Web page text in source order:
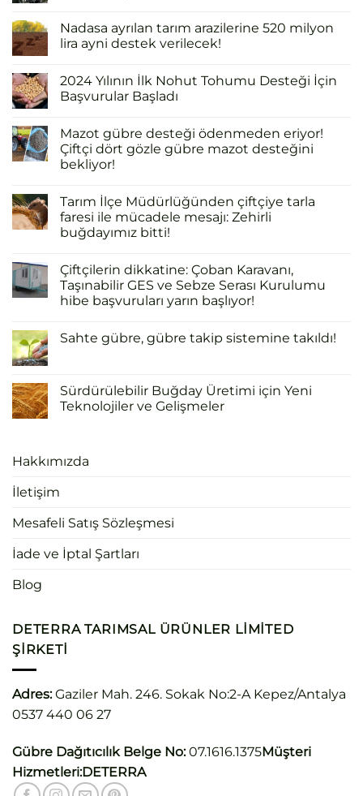
Nadasa ayrılan tarım arazilerine 520 milyon
lira ayni destek verilecek!
2024 Yılının İlk Nohut Tohumu Desteği İçin
Başvurular Başladı
Mazot gübre desteği ödenmeden eriyor!
Çiftçi dört gözle gübre mazot desteğini
bekliyor!
Tarım İlçe Müdürlüğünden çiftçiye tarla
faresi ile mücadele mesajı: Zehirli
buğdayımız bitti!
Çiftçilerin dikkatine: Çoban Karavanı,
Taşınabilir GES ve Sebze Serası Kurulumu
hibe başvuruları yarın başlıyor!
Sahte gübre, gübre takip sistemine takıldı!
Sürdürülebilir Buğday Üretimi için Yeni
Teknolojiler ve Gelişmeler
Hakkımızda
İletişim
Mesafeli Satış Sözleşmesi
İade ve İptal Şartları
Blog
DETERRA TARIMSAL ÜRÜNLER LIMITED
ŞIRKETI
Adres:Gaziler Mah. 246. Sokak No:2-A Kepez/Antalya
0537 440 06 27
Gübre Dağıtıcılık Belge No:07.1616.1375Müşteri
Hizmetleri:DETERRA